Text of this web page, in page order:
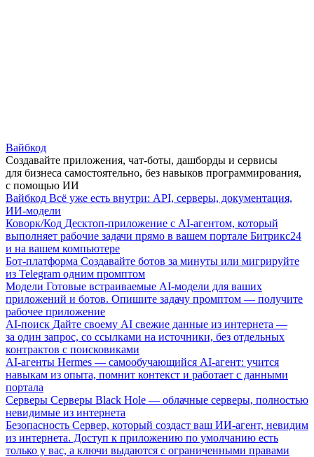
Вайбкод
Создавайте приложения, чат-боты, дашборды и сервисы
для бизнеса самостоятельно, без навыков программирования,
с помощью ИИ
Вайбкод Всё уже есть внутри: API, серверы, документация,
ИИ-модели
Коворк/Код Десктоп-приложение с AI-агентом, который
выполняет рабочие задачи прямо в вашем портале Битрикс24
и на вашем компьютере
Бот-платформа Создавайте ботов за минуты или мигрируйте
из Telegram одним промптом
Модели Готовые встраиваемые AI-модели для ваших
приложений и ботов. Опишите задачу промптом — получите
рабочее приложение
AI-поиск Дайте своему AI свежие данные из интернета —
за один запрос, со ссылками на источники, без отдельных
контрактов с поисковиками
AI-агенты Hermes — самообучающийся AI-агент: учится
навыкам из опыта, помнит контекст и работает с данными
портала
Серверы Серверы Black Hole — облачные серверы, полностью
невидимые из интернета
Безопасность Сервер, который создаст ваш ИИ-агент, невидим
из интернета. Доступ к приложению по умолчанию есть
только у вас, а ключи выдаются с ограниченными правами